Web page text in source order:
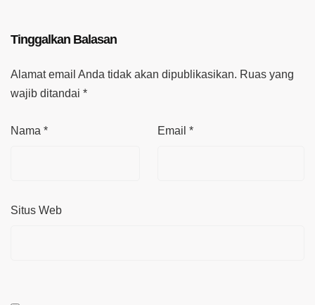
Tinggalkan Balasan
Alamat email Anda tidak akan dipublikasikan. Ruas yang
wajib ditandai *
Nama * Email *
Situs Web